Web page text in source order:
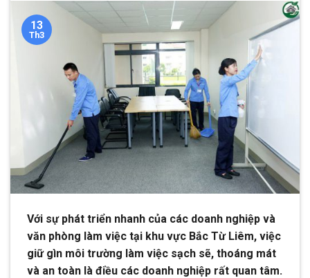
13
Th3
Với sự phát triển nhanh của các doanh nghiệp và
văn phòng làm việc tại khu vực Bắc Từ Liêm, việc
giữ gìn môi trường làm việc sạch sẽ, thoáng mát
và an toàn là điều các doanh nghiệp rất quan tâm.